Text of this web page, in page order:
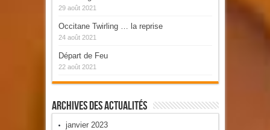
29 août 2021
Occitane Twirling … la reprise
24 août 2021
Départ de Feu
22 août 2021
Archives Des Actualités
janvier 2023